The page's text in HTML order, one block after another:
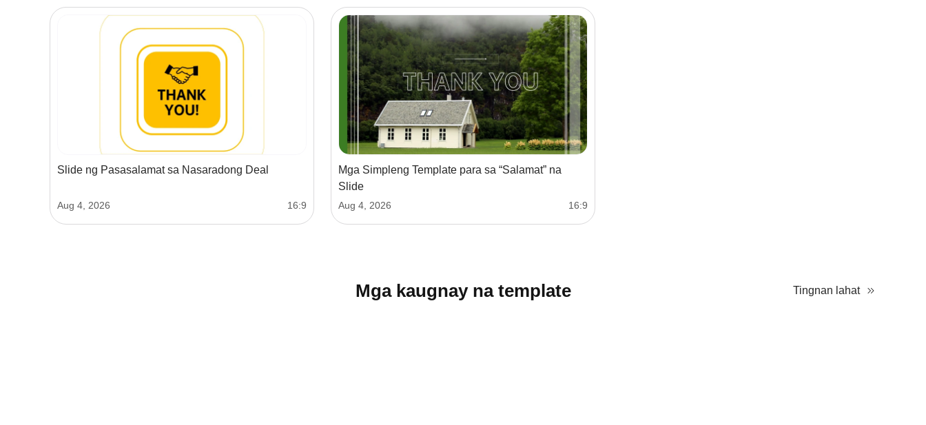
Slide ng Pasasalamat sa Nasaradong Deal
Aug 4, 2026 16:9
Mga Simpleng Template para sa “Salamat” na
Slide
Aug 4, 2026 16:9
Mga kaugnay na template Tingnan lahat